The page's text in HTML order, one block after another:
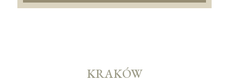
KRAKÓW